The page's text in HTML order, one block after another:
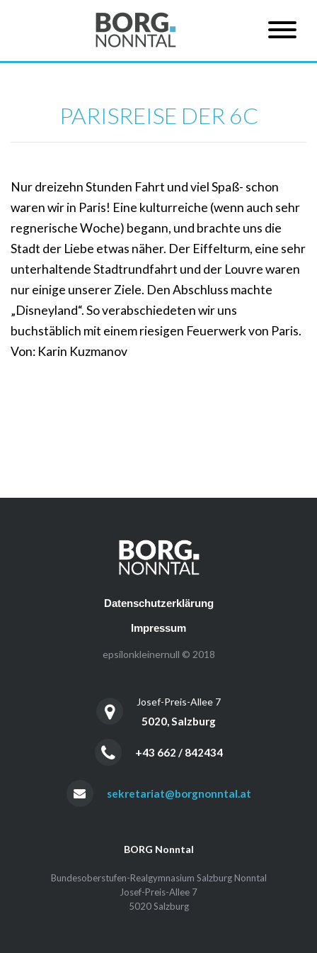
PARISREISE DER 6C
Nur dreizehn Stunden Fahrt und viel Spaß- schon
waren wir in Paris! Eine kulturreiche (wenn auch sehr
regnerische Woche) begann, und brachte uns die
Stadt der Liebe etwas näher. Der Eiffelturm, eine sehr
unterhaltende Stadtrundfahrt und der Louvre waren
nur einige unserer Ziele. Den Abschluss machte
„Disneyland“. So verabschiedeten wir uns
buchstäblich mit einem riesigen Feuerwerk von Paris.
Von: Karin Kuzmanov
Datenschutzerklärung
Impressum
epsilonkleinernull © 2018
Josef-Preis-Allee 7
5020, Salzburg
+43 662 / 842434
sekretariat@borgnonntal.at
BORG Nonntal
Bundesoberstufen-Realgymnasium Salzburg Nonntal
Josef-Preis-Allee 7
5020 Salzburg